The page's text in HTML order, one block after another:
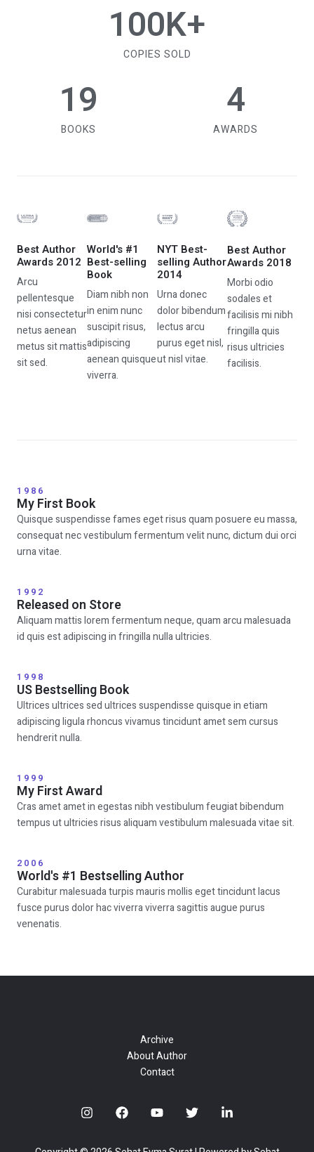
COPIES SOLD
100K+
BOOKS
19
AWARDS
4
Best Author
Awards 2012
Arcu
pellentesque
nisi consectetur
netus aenean
metus sit mattis
sit sed.
World's #1
Best-selling
Book
Diam nibh non
in enim nunc
suscipit risus,
adipiscing
aenean quisque
viverra.
NYT Best-
selling Author
2014
Urna donec
dolor bibendum
lectus arcu
purus eget nisl,
ut nisl vitae.
Best Author
Awards 2018
Morbi odio
sodales et
facilisis mi nibh
fringilla quis
risus ultricies
facilisis.
1986
My First Book
Quisque suspendisse fames eget risus quam posuere eu massa,
consequat nec vestibulum fermentum velit nunc, dictum dui orci
urna vitae.
1992
Released on Store
Aliquam mattis lorem fermentum neque, quam arcu malesuada
id quis est adipiscing in fringilla nulla ultricies.
1998
US Bestselling Book
Ultrices ultrices sed ultrices suspendisse quisque in etiam
adipiscing ligula rhoncus vivamus tincidunt amet sem cursus
hendrerit nulla.
1999
My First Award
Cras amet amet in egestas nibh vestibulum feugiat bibendum
tempus ut ultricies risus aliquam vestibulum malesuada vitae sit.
2006
World's #1 Bestselling Author
Curabitur malesuada turpis mauris mollis eget tincidunt lacus
fusce purus dolor hac viverra viverra sagittis augue purus
venenatis.
Archive
About Author
Contact